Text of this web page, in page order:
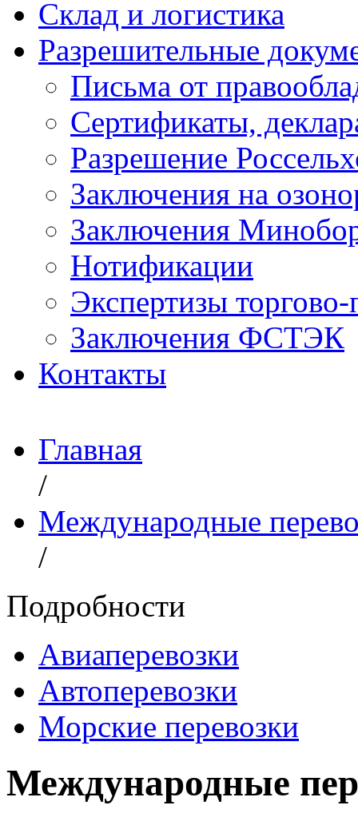
Склад и логистика
Разрешительные
Письма от
Сертификаты,
Разрешение
Заключения на
Заключения
Нотификации
Экспертизы
Заключения ФСТЭК
Контакты
Главная
/
Международные
/
Подробности
Авиаперевозки
Автоперевозки
Морские перевозки
Международные